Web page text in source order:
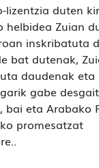
lizentzia duten
helbidea Zuian
inskribatuta
bat dutenak,
daudenak
gabe
bai eta Arabako
promesatzat